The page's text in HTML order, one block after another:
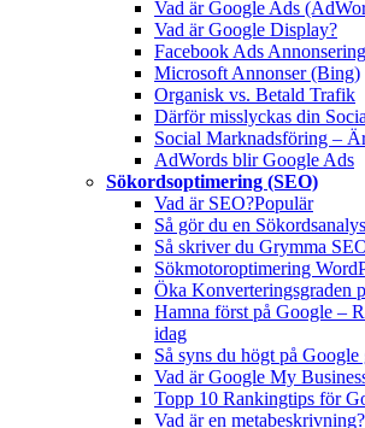
Vad är Google Ads
Vad är Google Display?
Facebook Ads Annonsering
Microsoft Annonser (Bing)
Organisk vs. Betald Trafik
Därför misslyckas din
Social Marknadsföring –
AdWords blir Google Ads
Sökordsoptimering (SEO)
Vad är SEO?Populär
Så gör du en Sökordsanalys
Så skriver du Grymma
Sökmotoroptimering
Öka Konverteringsgraden
Hamna först på Google –
idag
Så syns du högt på Google
Vad är Google My
Topp 10 Rankingtips för
Vad är en metabeskrivning?